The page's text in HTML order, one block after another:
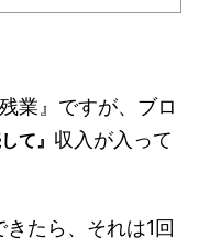
業』ですが、ブロ
て』 収入が入って
たら、それは1回